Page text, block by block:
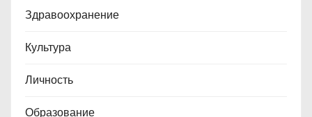
п
и
с
е
Здравоохранение
Культура
Личность
Образование